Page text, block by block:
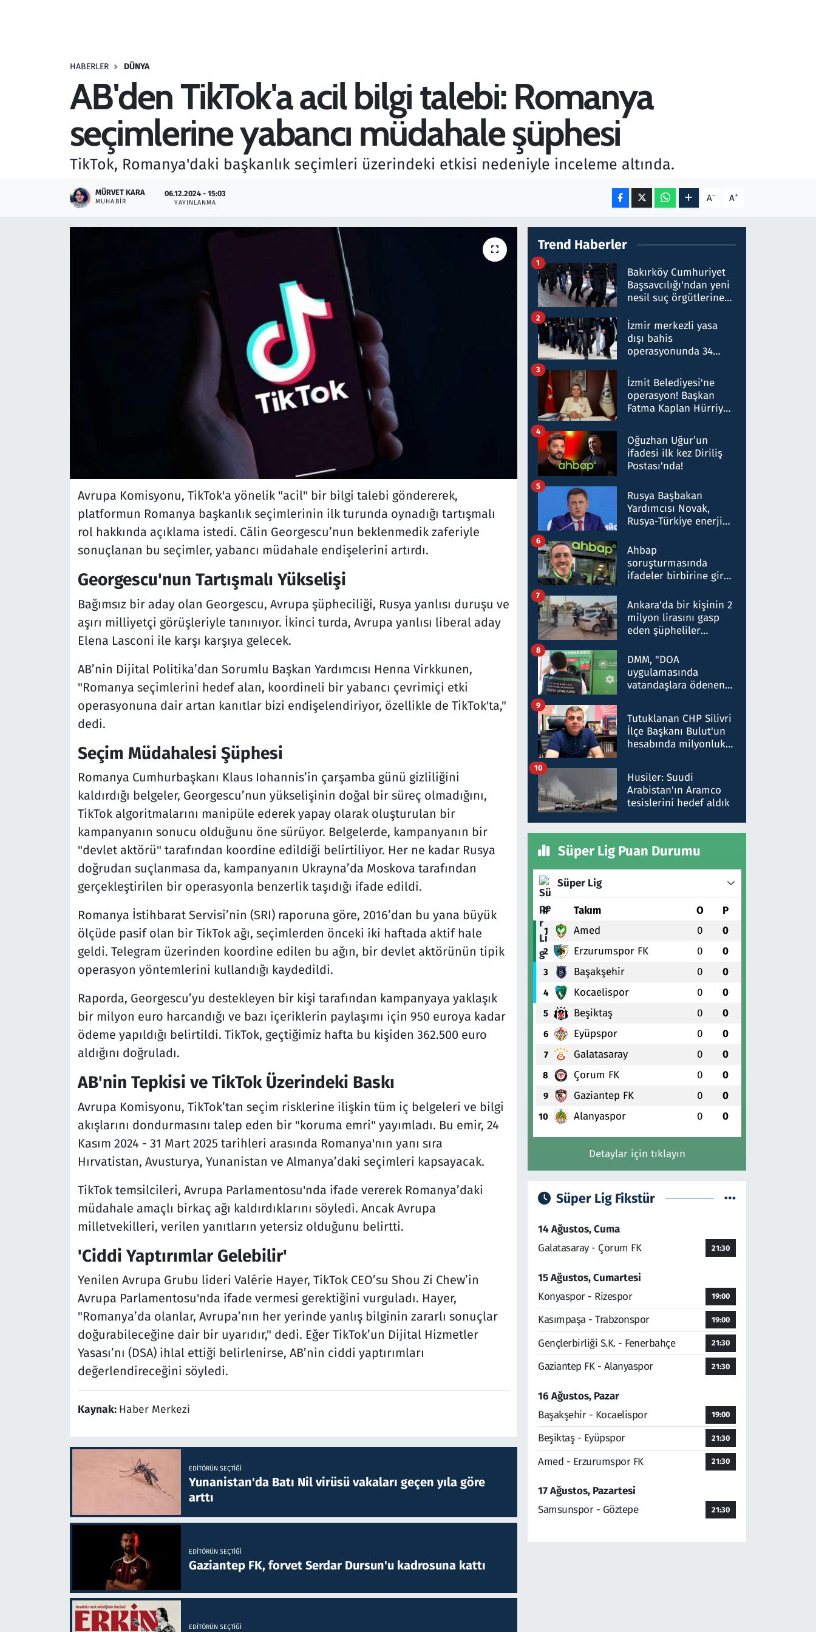
HABERLER DÜNYA
AB'den TikTok'a acil bilgi talebi: Romanya
seçimlerine yabancı müdahale şüphesi
TikTok, Romanya'daki başkanlık seçimleri üzerindeki etkisi nedeniyle inceleme altında.
MÜRVET KARA
MUHABIR
06.12.2024 - 15:03
YAYINLANMA A- A+
Avrupa Komisyonu, TikTok'a yönelik "acil" bir bilgi talebi göndererek,
platformun Romanya başkanlık seçimlerinin ilk turunda oynadığı tartışmalı
rol hakkında açıklama istedi. Călin Georgescu’nun beklenmedik zaferiyle
sonuçlanan bu seçimler, yabancı müdahale endişelerini artırdı.
Georgescu'nun Tartışmalı Yükselişi
Bağımsız bir aday olan Georgescu, Avrupa şüpheciliği, Rusya yanlısı duruşu ve
aşırı milliyetçi görüşleriyle tanınıyor. İkinci turda, Avrupa yanlısı liberal aday
Elena Lasconi ile karşı karşıya gelecek.
AB’nin Dijital Politika’dan Sorumlu Başkan Yardımcısı Henna Virkkunen,
"Romanya seçimlerini hedef alan, koordineli bir yabancı çevrimiçi etki
operasyonuna dair artan kanıtlar bizi endişelendiriyor, özellikle de TikTok'ta,"
dedi.
Seçim Müdahalesi Şüphesi
Romanya Cumhurbaşkanı Klaus Iohannis’in çarşamba günü gizliliğini
kaldırdığı belgeler, Georgescu’nun yükselişinin doğal bir süreç olmadığını,
TikTok algoritmalarını manipüle ederek yapay olarak oluşturulan bir
kampanyanın sonucu olduğunu öne sürüyor. Belgelerde, kampanyanın bir
"devlet aktörü" tarafından koordine edildiği belirtiliyor. Her ne kadar Rusya
doğrudan suçlanmasa da, kampanyanın Ukrayna’da Moskova tarafından
gerçekleştirilen bir operasyonla benzerlik taşıdığı ifade edildi.
Romanya İstihbarat Servisi’nin (SRI) raporuna göre, 2016’dan bu yana büyük
ölçüde pasif olan bir TikTok ağı, seçimlerden önceki iki haftada aktif hale
geldi. Telegram üzerinden koordine edilen bu ağın, bir devlet aktörünün tipik
operasyon yöntemlerini kullandığı kaydedildi.
Raporda, Georgescu’yu destekleyen bir kişi tarafından kampanyaya yaklaşık
bir milyon euro harcandığı ve bazı içeriklerin paylaşımı için 950 euroya kadar
ödeme yapıldığı belirtildi. TikTok, geçtiğimiz hafta bu kişiden 362.500 euro
aldığını doğruladı.
AB'nin Tepkisi ve TikTok Üzerindeki Baskı
Avrupa Komisyonu, TikTok’tan seçim risklerine ilişkin tüm iç belgeleri ve bilgi
akışlarını dondurmasını talep eden bir "koruma emri" yayımladı. Bu emir, 24
Kasım 2024 - 31 Mart 2025 tarihleri arasında Romanya'nın yanı sıra
Hırvatistan, Avusturya, Yunanistan ve Almanya’daki seçimleri kapsayacak.
TikTok temsilcileri, Avrupa Parlamentosu'nda ifade vererek Romanya’daki
müdahale amaçlı birkaç ağı kaldırdıklarını söyledi. Ancak Avrupa
milletvekilleri, verilen yanıtların yetersiz olduğunu belirtti.
'Ciddi Yaptırımlar Gelebilir'
Yenilen Avrupa Grubu lideri Valérie Hayer, TikTok CEO’su Shou Zi Chew’in
Avrupa Parlamentosu'nda ifade vermesi gerektiğini vurguladı. Hayer,
"Romanya’da olanlar, Avrupa’nın her yerinde yanlış bilginin zararlı sonuçlar
doğurabileceğine dair bir uyarıdır," dedi. Eğer TikTok’un Dijital Hizmetler
Yasası’nı (DSA) ihlal ettiği belirlenirse, AB’nin ciddi yaptırımları
değerlendireceğini söyledi.
Kaynak: Haber Merkezi
EDITÖRÜN SEÇTIĞI
Yunanistan'da Batı Nil virüsü vakaları geçen yıla göre
arttı
EDITÖRÜN SEÇTIĞI
Gaziantep FK, forvet Serdar Dursun'u kadrosuna kattı
EDITÖRÜN SEÇTIĞI
Trend Haberler
Bakırköy Cumhuriyet
Başsavcılığı'ndan yeni
nesil suç örgütlerine
hakkında gözaltı kararı
1
İzmir merkezli yasa
dışı bahis
operasyonunda 34
Milyar liralık para
trafiği tespit edildi
2
İzmit Belediyesi'ne
operasyon! Başkan
Fatma Kaplan Hürriyet
3
Oğuzhan Uğur’un
ifadesi ilk kez Diriliş
Postası'nda!
4
Rusya Başbakan
Yardımcısı Novak,
Rusya-Türkiye enerji
nitelikte olduğunu
belirtti
5
Ahbap
soruşturmasında
ifadeler birbirine girdi:
ifadelerinden ortaya
çıkan tablo şok etti
6
Ankara'da bir kişinin 2
milyon lirasını gasp
eden şüpheliler
7
DMM, "DOA
uygulamasında
vatandaşlara ödenen
düşürüldüğü" iddiasını
yalanladı
8
Tutuklanan CHP Silivri
İlçe Başkanı Bulut'un
hesabında milyonluk
talimat verdi, ben
gönderdim
9
Husiler: Suudi
Arabistan'ın Aramco
tesislerini hedef aldık
10
Süper Lig Puan Durumu
Süper Lig
# Takım O P
1 Amed 0 0
2 Erzurumspor FK 0 0
3 Başakşehir 0 0
4 Kocaelispor 0 0
5 Beşiktaş 0 0
6 Eyüpspor 0 0
7 Galatasaray 0 0
8 Çorum FK 0 0
9 Gaziantep FK 0 0
10 Alanyaspor 0 0
Detaylar için tıklayın
Süper Lig Fikstür
14 Ağustos, Cuma
Galatasaray - Çorum FK
21:30
15 Ağustos, Cumartesi
Konyaspor - Rizespor
19:00
Kasımpaşa - Trabzonspor 19:00
Gençlerbirliği S.K. - Fenerbahçe 21:30
Gaziantep FK - Alanyaspor 21:30
16 Ağustos, Pazar
Başakşehir - Kocaelispor
19:00
Beşiktaş - Eyüpspor 21:30
Amed - Erzurumspor FK 21:30
17 Ağustos, Pazartesi
Samsunspor - Göztepe
21:30